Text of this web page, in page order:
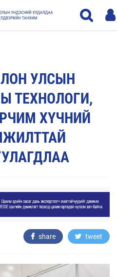
УЛСЫН
ТЕХНОЛОГИ,
ХҮЧНИЙ
share tweet